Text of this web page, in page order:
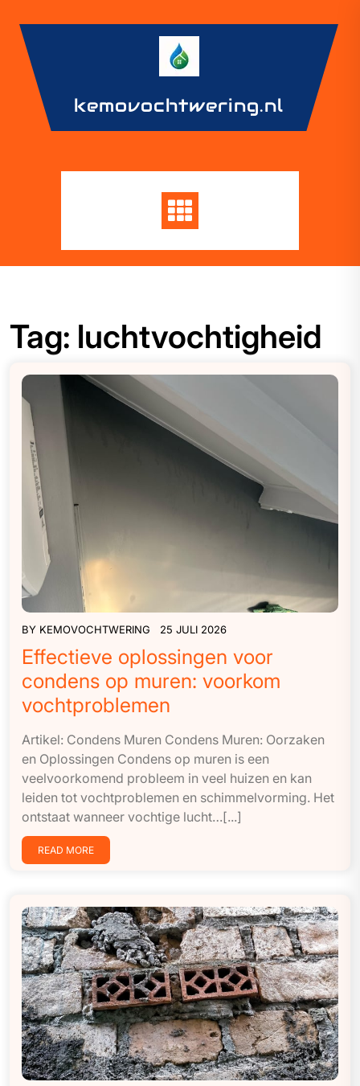
content
kemovochtwering.nl
Tag: luchtvochtigheid
BY KEMOVOCHTWERING 25 JULI 2026
Effectieve oplossingen voor
condens op muren: voorkom
vochtproblemen
Artikel: Condens Muren Condens Muren: Oorzaken
en Oplossingen Condens op muren is een
veelvoorkomend probleem in veel huizen en kan
leiden tot vochtproblemen en schimmelvorming. Het
ontstaat wanneer vochtige lucht…[...]
READ MORE